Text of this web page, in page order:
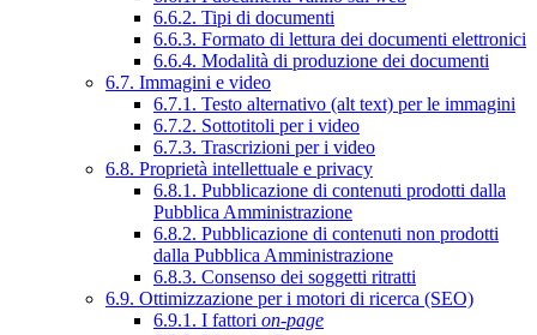
6.6.2. Tipi di documenti
6.6.3. Formato di lettura dei documenti elettronici
6.6.4. Modalità di produzione dei documenti
6.7. Immagini e video
6.7.1. Testo alternativo (alt text) per le immagini
6.7.2. Sottotitoli per i video
6.7.3. Trascrizioni per i video
6.8. Proprietà intellettuale e privacy
6.8.1. Pubblicazione di contenuti prodotti dalla
Pubblica Amministrazione
6.8.2. Pubblicazione di contenuti non prodotti
dalla Pubblica Amministrazione
6.8.3. Consenso dei soggetti ritratti
6.9. Ottimizzazione per i motori di ricerca (SEO)
6.9.1. I fattori on-page